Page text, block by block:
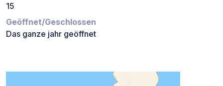
15
Geöffnet/Geschlossen
Das ganze jahr geöffnet